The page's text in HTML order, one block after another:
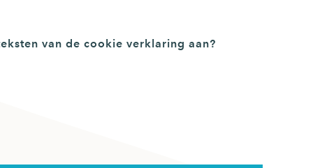
van de cookie verklaring aan?